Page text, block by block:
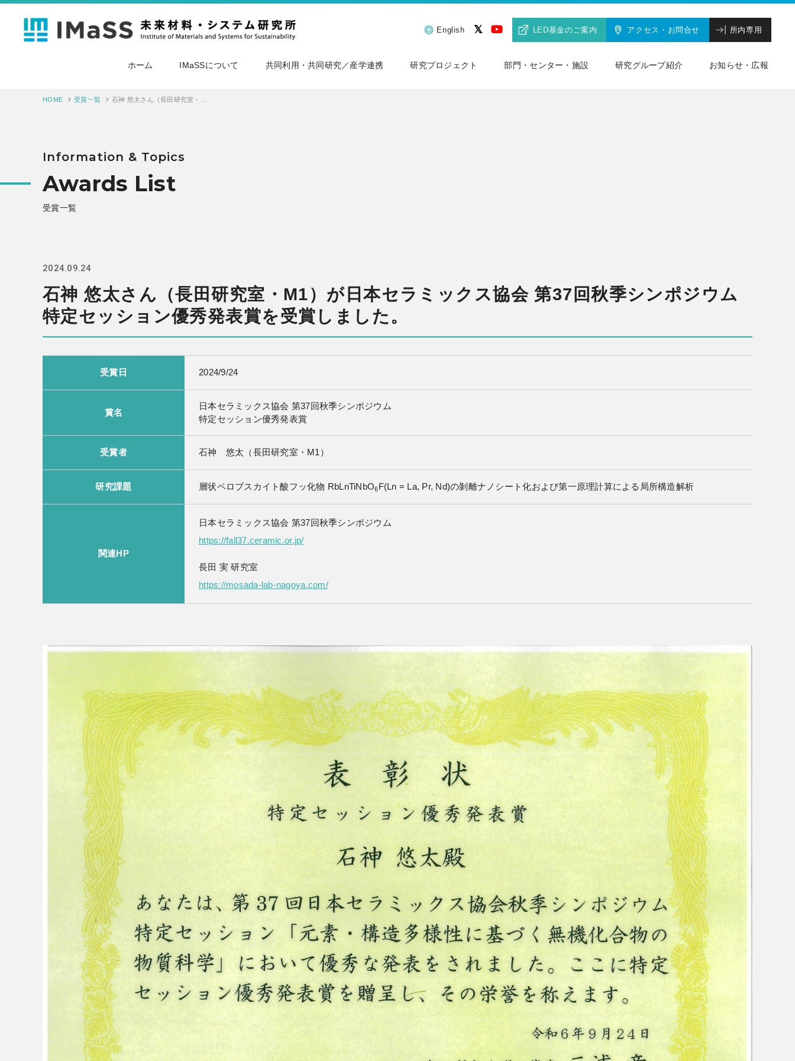
English LED基金のご案内 アクセス・お問合せ 所内専用
ホーム IMaSSについて 共同利用・共同研究／産学連携 研究プロジェクト 部門・センター・施設 研究グループ紹介 お知らせ・広報
HOME 受賞一覧
Information & Topics
Awards List
受賞一覧
2024.09.24
石神 悠太さん（長田研究室・M1）が日本セラミックス協会 第37回秋季シンポジウム
特定セッション優秀発表賞を受賞しました。
受賞日 2024/9/24
賞名
日本セラミックス協会 第37回秋季シンポジウム
特定セッション優秀発表賞
受賞者 石神 悠太（長田研究室・M1）
研究課題 層状ペロブスカイト酸フッ化物 RbLnTiNbO6F(Ln = La, Pr, Nd)の剝離ナノシート化および第一原理計算による局所構造解析
関連HP
日本セラミックス協会 第37回秋季シンポジウム
https://fall37.ceramic.or.jp/
長田 実 研究室
https://mosada-lab-nagoya.com/